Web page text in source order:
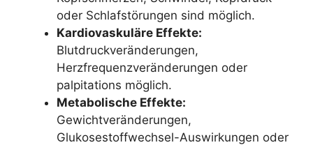
oder Schlafstörungen sind möglich.
Kardiovaskuläre Effekte:
Blutdruckveränderungen,
Herzfrequenzveränderungen oder
palpitations möglich.
Metabolische Effekte:
Gewichtveränderungen,
Glukosestoffwechsel-Auswirkungen oder